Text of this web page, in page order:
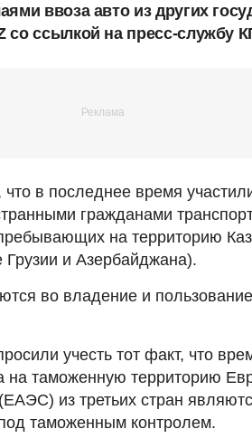
ввоза авто из других
со ссылкой на пресс-службу
в последнее время
гражданами
на территорию
и Азербайджана).
во владение и
учесть тот факт, что
на таможенную территорию
из третьих стран
таможенным контролем.